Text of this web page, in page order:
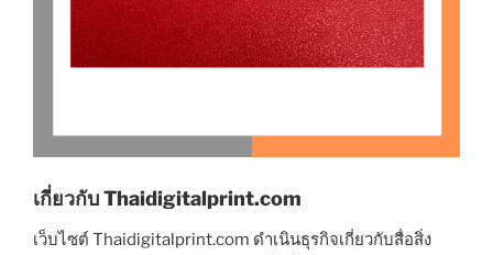
เกี่ยวกับ Thaidigitalprint.com
เว็บไซต์ Thaidigitalprint.com ดำเนินธุรกิจเกี่ยวกับสื่อสิ่ง